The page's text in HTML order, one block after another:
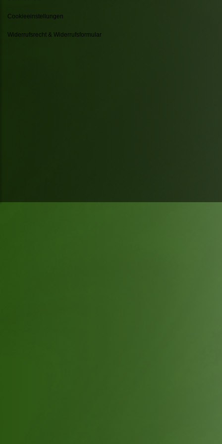
Cookieeinstellungen
Widerrufsrecht & Widerrufsformular